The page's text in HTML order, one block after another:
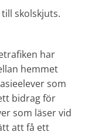
skolskjuts.
har
hemmet
som
bidrag för
som läser vid
att få ett